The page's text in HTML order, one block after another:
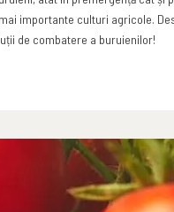
importante culturi agricole.
de combatere a buruienilor!